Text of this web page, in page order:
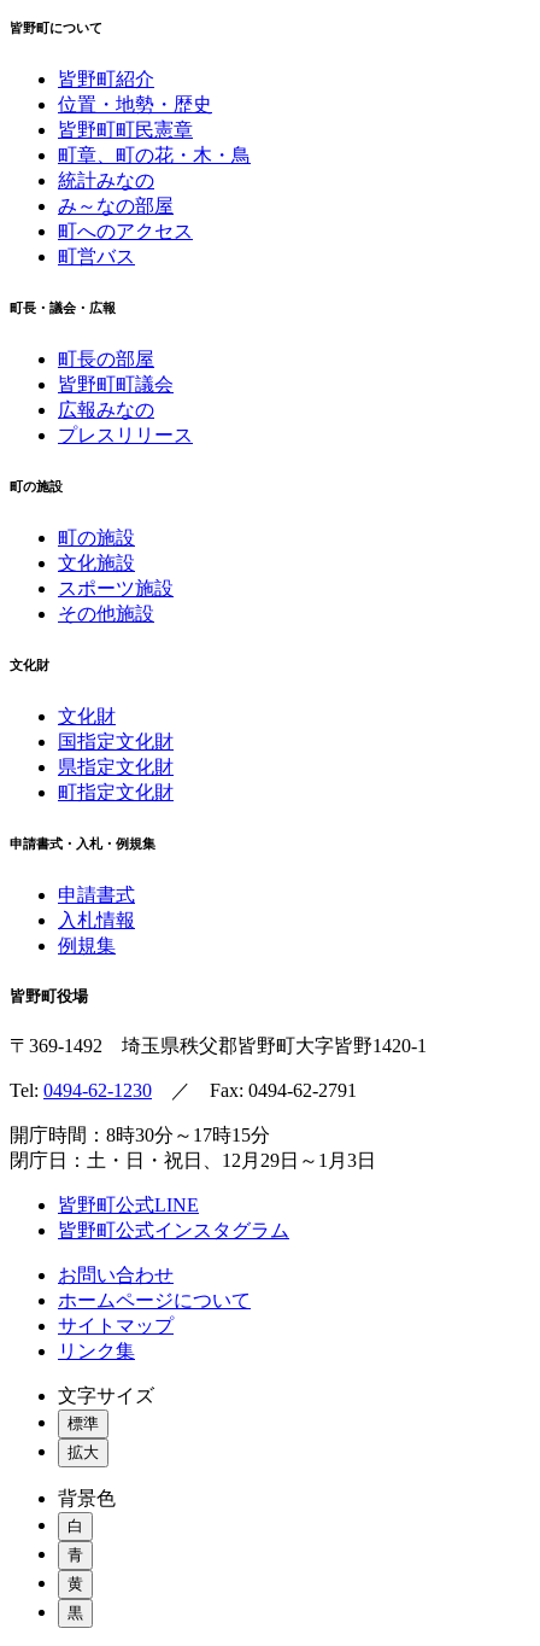
皆野町について
皆野町紹介
位置・地勢・歴史
皆野町町民憲章
町章、町の花・木・鳥
統計みなの
み～なの部屋
町へのアクセス
町営バス
町長・議会・広報
町長の部屋
皆野町町議会
広報みなの
プレスリリース
町の施設
町の施設
文化施設
スポーツ施設
その他施設
文化財
文化財
国指定文化財
県指定文化財
町指定文化財
申請書式・入札・例規集
申請書式
入札情報
例規集
皆野町役場
〒369-1492 埼玉県秩父郡皆野町 大字皆野1420-1
Tel: 0494-62-1230 ／ Fax: 0494-62-2791
開庁時間：8時30分～17時15分
閉庁日：土・日・祝日、12月29日～1月3日
皆野町公式LINE
皆野町公式インスタグラム
お問い合わせ
ホームページについて
サイトマップ
リンク集
文字サイズ
標準
拡大
背景色
白
青
黄
黒